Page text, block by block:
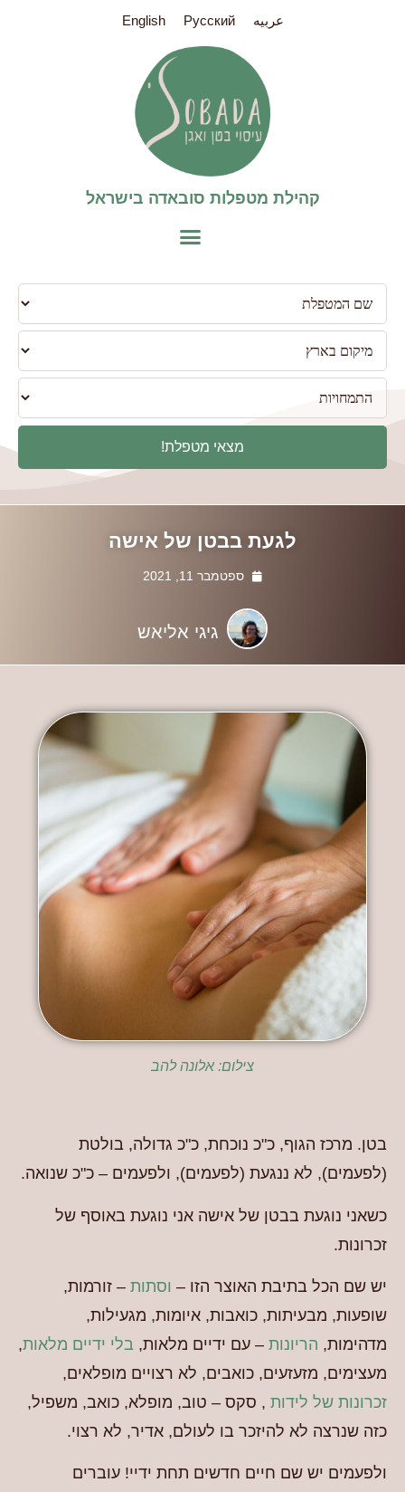
عربيه Pусский
English
קהילת מטפלות סובאדה בישראל​
פילטר
למטפלות
מצאי מטפלת!
גיגי אליאש
לגעת בבטן של אישה
ספטמבר 11, 2021
צילום: אלונה להב
בטן. מרכז הגוף, כ"כ נוכחת, כ"כ גדולה, בולטת
(לפעמים), לא ננגעת (לפעמים), ולפעמים – כ"כ שנואה.
כשאני נוגעת בבטן של אישה אני נוגעת באוסף של
זכרונות.
יש שם הכל בתיבת האוצר הזו – וסתות – זורמות,
שופעות, מבעיתות, כואבות, איומות, מגעילות,
מדהימות, הריונות – עם ידיים מלאות, בלי ידיים מלאות,
מעצימים, מזעזעים, כואבים, לא רצויים מופלאים,
זכרונות של לידות , סקס – טוב, מופלא, כואב, משפיל,
כזה שנרצה לא להיזכר בו לעולם, אדיר, לא רצוי.
ולפעמים יש שם חיים חדשים תחת ידיי! עוברים